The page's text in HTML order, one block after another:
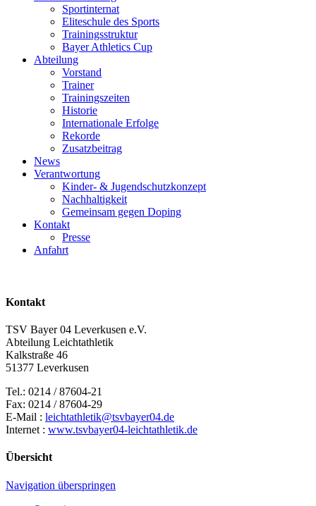
Sportinternat
Eliteschule des Sports
Trainingsstruktur
Bayer Athletics Cup
Abteilung
Vorstand
Trainer
Trainingszeiten
Historie
Internationale Erfolge
Rekorde
Zusatzbeitrag
News
Verantwortung
Kinder- & Jugendschutzkonzept
Nachhaltigkeit
Gemeinsam gegen Doping
Kontakt
Presse
Anfahrt
Kontakt
TSV Bayer 04 Leverkusen e.V.
Abteilung Leichtathletik
Kalkstraße 46
51377 Leverkusen
Tel.: 0214 / 87604-21
Fax: 0214 / 87604-29
E-Mail : leichtathletik@tsvbayer04.de
Internet : www.tsvbayer04-leichtathletik.de
Übersicht
Navigation überspringen